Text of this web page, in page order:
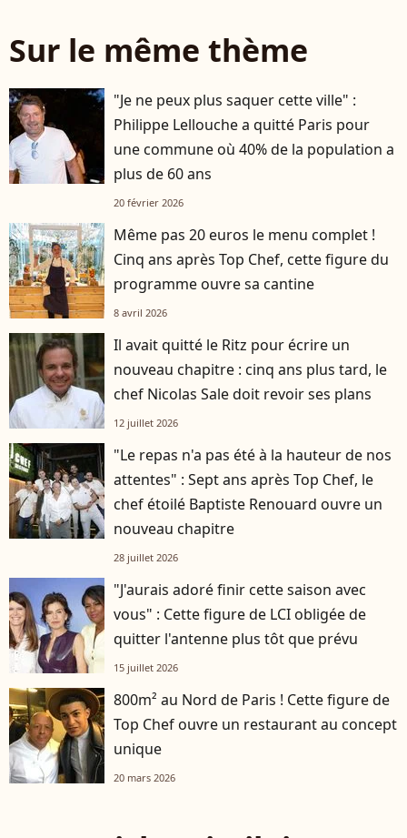
Sur le même thème
"Je ne peux plus saquer cette ville" :
Philippe Lellouche a quitté Paris pour
une commune où 40% de la population a
plus de 60 ans
20 février 2026
Même pas 20 euros le menu complet !
Cinq ans après Top Chef, cette figure du
programme ouvre sa cantine
8 avril 2026
Il avait quitté le Ritz pour écrire un
nouveau chapitre : cinq ans plus tard, le
chef Nicolas Sale doit revoir ses plans
12 juillet 2026
"Le repas n'a pas été à la hauteur de nos
attentes" : Sept ans après Top Chef, le
chef étoilé Baptiste Renouard ouvre un
nouveau chapitre
28 juillet 2026
"J'aurais adoré finir cette saison avec
vous" : Cette figure de LCI obligée de
quitter l'antenne plus tôt que prévu
15 juillet 2026
800m² au Nord de Paris ! Cette figure de
Top Chef ouvre un restaurant au concept
unique
20 mars 2026